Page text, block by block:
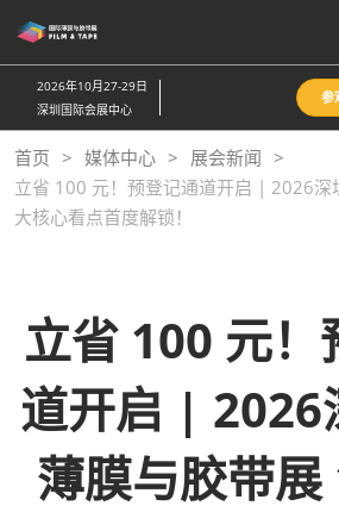
接
跳
至
内
容
2026年10月27-29日
深圳国际会展中心
参
首页 媒体中心
展会新闻
立省 100 元！预登记通道开启 | 2026深
大核心看点首度解锁！
立省 100 元！
道开启 | 2026
薄膜与胶带展